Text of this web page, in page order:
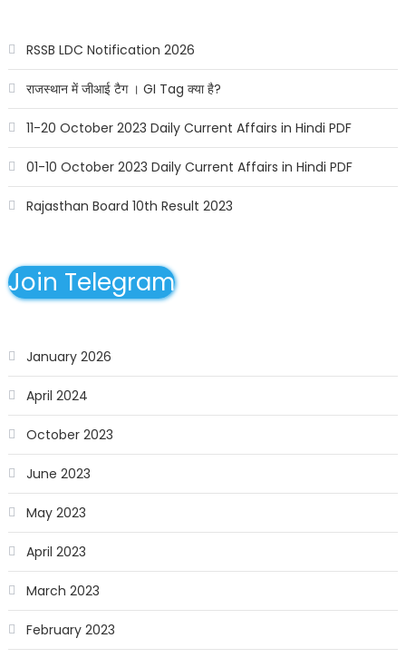
RSSB LDC Notification 2026
राजस्थान में जीआई टैग । GI Tag क्या है?
11-20 October 2023 Daily Current Affairs in Hindi PDF
01-10 October 2023 Daily Current Affairs in Hindi PDF
Rajasthan Board 10th Result 2023
Join Telegram
January 2026
April 2024
October 2023
June 2023
May 2023
April 2023
March 2023
February 2023